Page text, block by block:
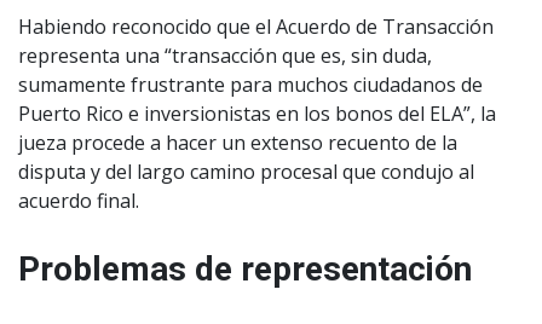
Habiendo reconocido que el Acuerdo de Transacción
representa una “transacción que es, sin duda,
sumamente frustrante para muchos ciudadanos de
Puerto Rico e inversionistas en los bonos del ELA”, la
jueza procede a hacer un extenso recuento de la
disputa y del largo camino procesal que condujo al
acuerdo final.
Problemas de representación